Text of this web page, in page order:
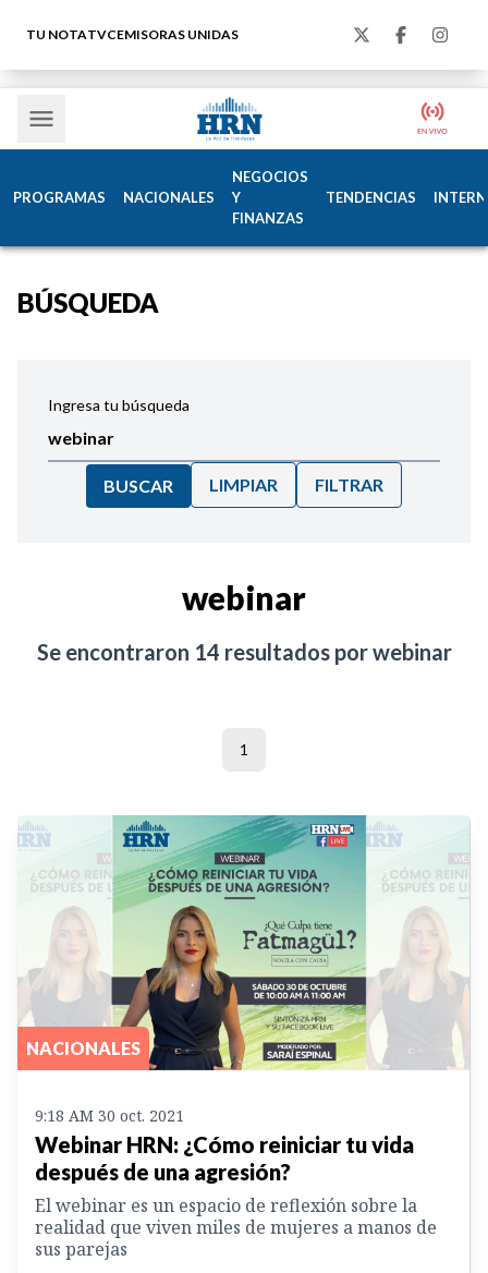
TU NOTATVCEMISORAS UNIDAS
PROGRAMAS NACIONALES
NEGOCIOS
Y
FINANZAS
TENDENCIAS
BÚSQUEDA
Ingresa tu búsqueda
BUSCAR LIMPIAR FILTRAR
webinar
Se encontraron 14 resultados porwebinar
1
NACIONALES
9:18 AM 30 oct. 2021
Webinar HRN: ¿Cómo reiniciar tu vida
después de una agresión?
El webinar es un espacio de reflexión sobre la
realidad que viven miles de mujeres a manos de
sus parejas